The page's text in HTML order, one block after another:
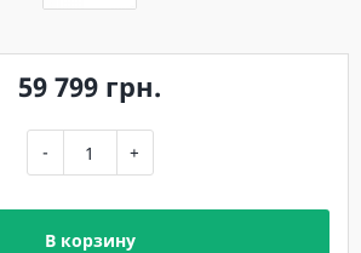
59 799 грн.
- +
В корзину